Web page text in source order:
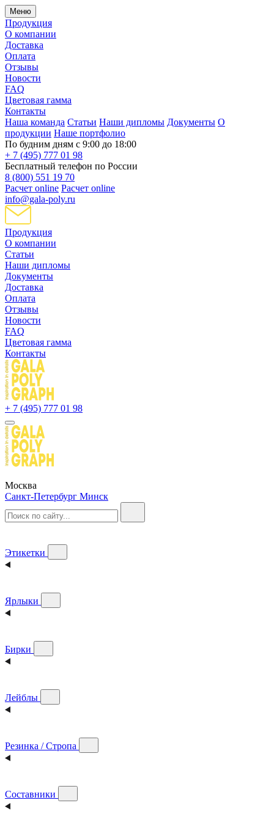
Меню
Продукция
О компании
Доставка
Оплата
Отзывы
Новости
FAQ
Цветовая гамма
Контакты
Наша команда Статьи Наши дипломы Документы О
продукции Наше портфолио
По будним дням с 9:00 до 18:00
+ 7 (495) 777 01 98
Бесплатный телефон по России
8 (800) 551 19 70
Расчет online Расчет online
info@gala-poly.ru
Продукция
О компании
Статьи
Наши дипломы
Документы
Доставка
Оплата
Отзывы
Новости
FAQ
Цветовая гамма
Контакты
+ 7 (495) 777 01 98
Москва
Санкт-Петербург Минск
Этикетки
Ярлыки
Бирки
Лейблы
Резинка / Стропа
Составники